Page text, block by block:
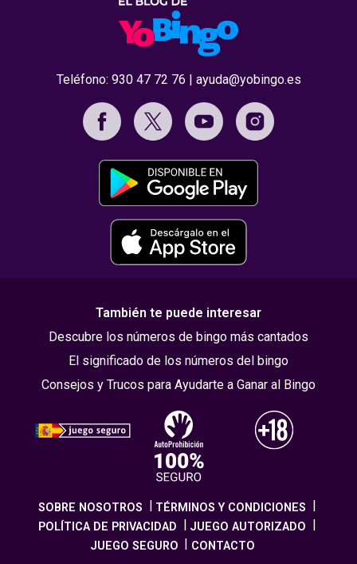
Teléfono: 930 47 72 76 ayuda@yobingo.es
También te puede interesar
Descubre los números de bingo más cantados
El significado de los números del bingo
Consejos y Trucos para Ayudarte a Ganar al Bingo
SOBRE NOSOTROS
TÉRMINOS Y CONDICIONES
POLÍTICA DE PRIVACIDAD
JUEGO AUTORIZADO
JUEGO SEGURO
CONTACTO